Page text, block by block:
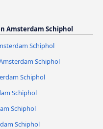
Amsterdam Schiphol
Schiphol
Schiphol
Schiphol
Schiphol
Schiphol
Schiphol